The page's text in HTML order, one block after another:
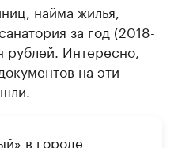
найма жилья,
за год (2018-
рублей. Интересно,
на эти
в городе